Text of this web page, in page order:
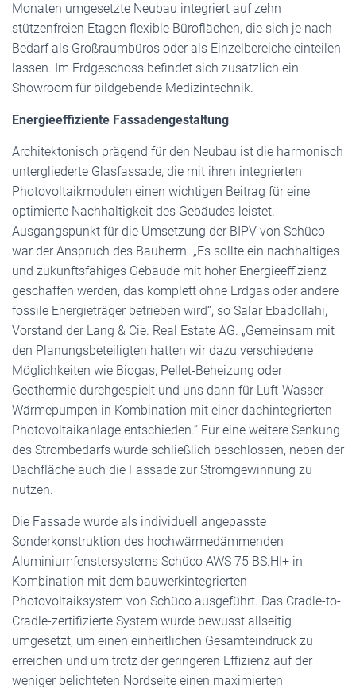
Monaten umgesetzte Neubau integriert auf zehn
stützenfreien Etagen flexible Büroflächen, die sich je nach
Bedarf als Großraumbüros oder als Einzelbereiche einteilen
lassen. Im Erdgeschoss befindet sich zusätzlich ein
Showroom für bildgebende Medizintechnik.
Energieeffiziente Fassadengestaltung
Architektonisch prägend für den Neubau ist die harmonisch
untergliederte Glasfassade, die mit ihren integrierten
Photovoltaikmodulen einen wichtigen Beitrag für eine
optimierte Nachhaltigkeit des Gebäudes leistet.
Ausgangspunkt für die Umsetzung der BIPV von Schüco
war der Anspruch des Bauherrn. „Es sollte ein nachhaltiges
und zukunftsfähiges Gebäude mit hoher Energieeffizienz
geschaffen werden, das komplett ohne Erdgas oder andere
fossile Energieträger betrieben wird“, so Salar Ebadollahi,
Vorstand der Lang & Cie. Real Estate AG. „Gemeinsam mit
den Planungsbeteiligten hatten wir dazu verschiedene
Möglichkeiten wie Biogas, Pellet-Beheizung oder
Geothermie durchgespielt und uns dann für Luft-Wasser-
Wärmepumpen in Kombination mit einer dachintegrierten
Photovoltaikanlage entschieden.“ Für eine weitere Senkung
des Strombedarfs wurde schließlich beschlossen, neben der
Dachfläche auch die Fassade zur Stromgewinnung zu
nutzen.
Die Fassade wurde als individuell angepasste
Sonderkonstruktion des hochwärmedämmenden
Aluminiumfenstersystems Schüco AWS 75 BS.HI+ in
Kombination mit dem bauwerkintegrierten
Photovoltaiksystem von Schüco ausgeführt. Das Cradle-to-
Cradle-zertifizierte System wurde bewusst allseitig
umgesetzt, um einen einheitlichen Gesamteindruck zu
erreichen und um trotz der geringeren Effizienz auf der
weniger belichteten Nordseite einen maximierten